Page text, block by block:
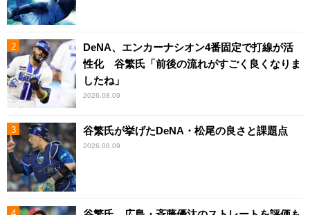
DeNA、エンカーナシオン4番固定で打線が活
性化 谷繁氏「前後の流れがすごく良くなりま
したね」
2026.08.09
谷繁氏が挙げたDeNA・松尾の良さと課題点
2026.08.09